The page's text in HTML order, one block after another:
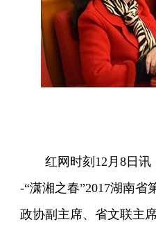
红网时刻12月8日讯
-“潇湘之春”2017湖南
政协副主席、省文联主